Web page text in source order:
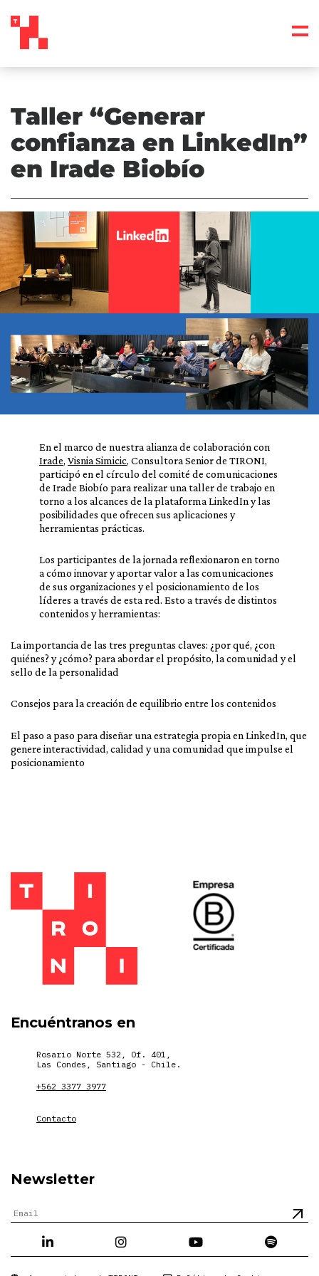
Taller “Generar
confianza en LinkedIn”
en Irade Biobío
En el marco de nuestra alianza de colaboración con
Irade, Visnia Simicic, Consultora Senior de TIRONI,
participó en el círculo del comité de comunicaciones
de Irade Biobío para realizar una taller de trabajo en
torno a los alcances de la plataforma LinkedIn y las
posibilidades que ofrecen sus aplicaciones y
herramientas prácticas.
Los participantes de la jornada reflexionaron en torno
a cómo innovar y aportar valor a las comunicaciones
de sus organizaciones y el posicionamiento de los
líderes a través de esta red. Esto a través de distintos
contenidos y herramientas:
La importancia de las tres preguntas claves: ¿por qué, ¿con
quiénes? y ¿cómo? para abordar el propósito, la comunidad y el
sello de la personalidad
Consejos para la creación de equilibrio entre los contenidos
El paso a paso para diseñar una estrategia propia en LinkedIn, que
genere interactividad, calidad y una comunidad que impulse el
posicionamiento
Encuéntranos en
Rosario Norte 532, Of. 401,
Las Condes, Santiago - Chile.
+562 3377 3977
Contacto
Newsletter